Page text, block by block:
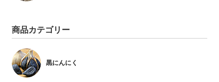
商品カテゴリー
黒にんにく